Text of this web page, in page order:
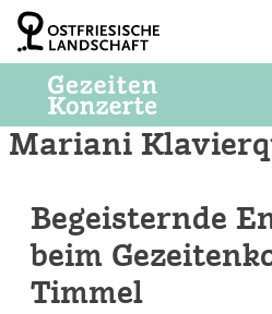
Zum
Inhalt
springen
Mariani
Begeisternde
beim
Timmel